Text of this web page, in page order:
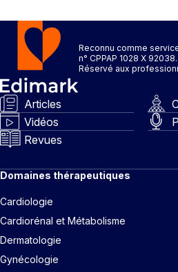
Reconnu comme
n° CPPAP 1028 X 92038.
Réservé aux
Articles
Vidéos
Revues
Domaines thérapeutiques
Cardiologie
Cardiorénal et Métabolisme
Dermatologie
Gynécologie